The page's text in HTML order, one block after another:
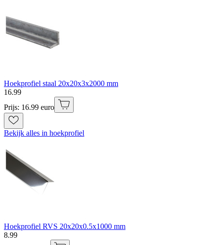
Hoekprofiel staal 20x20x3x2000 mm
16.99
Prijs: 16.99 euro
Bekijk alles in hoekprofiel
Hoekprofiel RVS 20x20x0.5x1000 mm
8.99